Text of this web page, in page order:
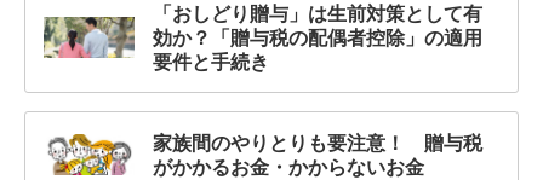
「おしどり贈与」は生前対策として有
効か？「贈与税の配偶者控除」の適用
要件と手続き
家族間のやりとりも要注意！ 贈与税
がかかるお金・かからないお金